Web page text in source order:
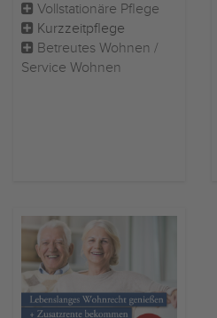
Vollstationäre Pflege
Kurzzeitpflege
Betreutes Wohnen /
Service Wohnen